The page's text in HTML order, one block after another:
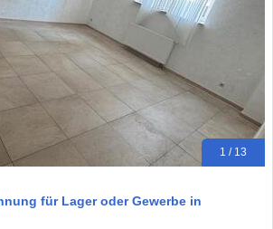
1 / 13
für Lager oder Gewerbe in